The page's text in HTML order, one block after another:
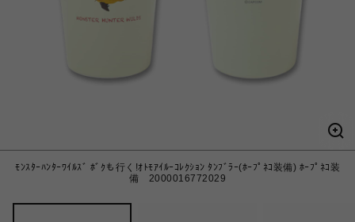
ﾓﾝｽﾀｰﾊﾝﾀｰﾜｲﾙｽﾞ ﾎﾞｸも行く!ｵﾄﾓｱｲﾙｰｺﾚｸｼｮﾝ ﾀﾝﾌﾞﾗｰ(ﾎｰﾌﾟﾈｺ装備) ﾎｰﾌﾟﾈｺ装
備 2000016772029